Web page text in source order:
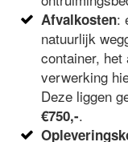
Afvalkosten:
natuurlijk
container,
verwerking
Deze liggen
€750,-.